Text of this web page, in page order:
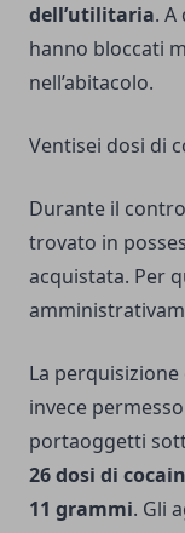
dell’utilitaria.
hanno bloccati
nell’abitacolo.
Ventisei dosi di
Durante il
trovato in
acquistata. Per
La perquisizione
invece
portaoggetti
26 dosi di
11 grammi. Gli